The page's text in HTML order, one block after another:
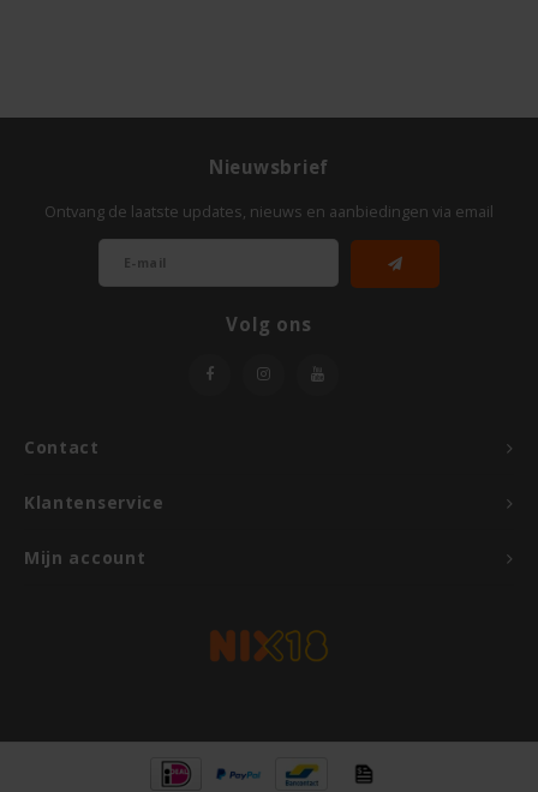
Contact
Nieuwsbrief
Ontvang de laatste updates, nieuws en aanbiedingen via email
Volg ons
Klantenservice
Mijn account